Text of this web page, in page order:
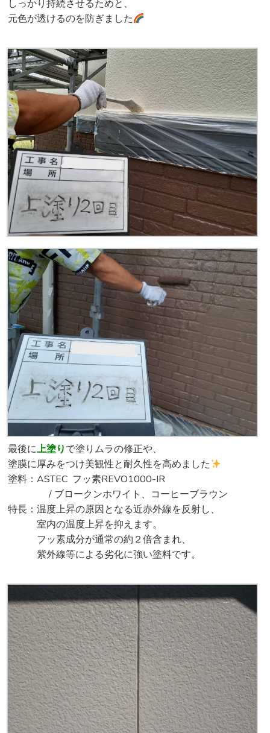
しっかり持続させるためと、
元色が透けるのを防ぎました
最後に上塗りで塗りムラの修正や、
塗膜に厚みをつけ美観性と耐久性を高めました
塗料：ASTEC フッ素REVO1000-IR
/ ブロークンホワイト、コーヒーブラウン
特長：温度上昇の原因となる近赤外線を反射し、
室内の温度上昇を抑えます。
フッ素成分が通常の約２倍含まれ、
紫外線等による劣化に強い塗料です。